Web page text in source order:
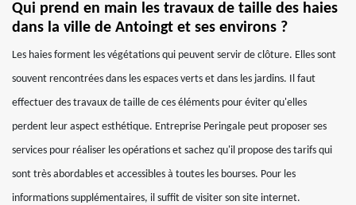
Qui prend en main les travaux de taille des haies
dans la ville de Antoingt et ses environs ?
Les haies forment les végétations qui peuvent servir de clôture. Elles sont
souvent rencontrées dans les espaces verts et dans les jardins. Il faut
effectuer des travaux de taille de ces éléments pour éviter qu'elles
perdent leur aspect esthétique. Entreprise Peringale peut proposer ses
services pour réaliser les opérations et sachez qu'il propose des tarifs qui
sont très abordables et accessibles à toutes les bourses. Pour les
informations supplémentaires, il suffit de visiter son site internet.